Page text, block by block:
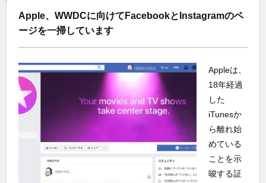
Apple、WWDCに向けてFacebookとInstagramのペ
ージを一掃しています
Appleは、
18年経過
した
iTunesか
ら離れ始
めている
ことを示
唆する証